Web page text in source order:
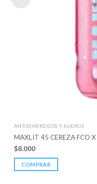
ANTIDIARREICOS Y SUEROS
MAXLIT 45 CEREZA FCO X
$8.000
COMPRAR